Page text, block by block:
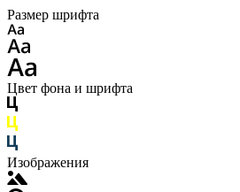
Размер шрифта
Цвет фона и шрифта
Изображения